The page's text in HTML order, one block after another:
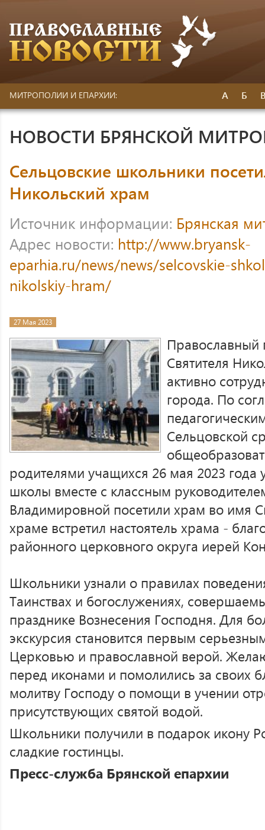
МИТРОПОЛИИ И ЕПАРХИИ: А Б
НОВОСТИ БРЯНСКОЙ
Сельцовские школьники
Никольский храм
Источник информации: Брянская
Адрес новости: http://www.bryansk-
eparhia.ru/news/news/selcovskie-
nikolskiy-hram/
27 Мая 2023
Православный
Святителя
активно
города. По
Сельцовской
родителями учащихся 26 мая 2023 года
школы вместе с классным
Владимировной посетили храм во имя
храме встретил настоятель храма -
районного церковного округа иерей
Школьники узнали о правилах
Таинствах и богослужениях,
празднике Вознесения Господня. Для
экскурсия становится первым
Церковью и православной верой.
перед иконами и помолились за своих
молитву Господу о помощи в учении
присутствующих святой водой.
Школьники получили в подарок икону
сладкие гостинцы.
Пресс-служба Брянской епархии